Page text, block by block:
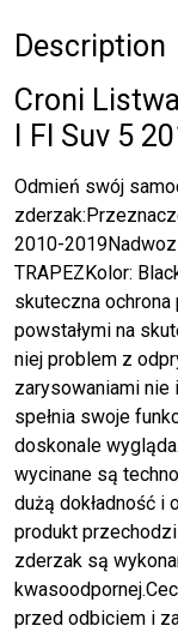
Description
Croni
I Fl Suv 5
Odmień swój
2010-
TRAPEZKolor:
skuteczna
powstałymi na
niej problem z
zarysowaniami nie
spełnia swoje
doskonale
wycinane są
dużą dokładność i
produkt
zderzak są
przed odbiciem i